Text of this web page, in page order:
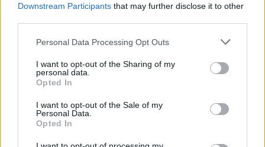
Downstream Participants that may further disclose it to other
Personal Data Processing Opt Outs
I want to opt-out of the Sharing of my
personal data.
Opted In
I want to opt-out of the Sale of my
Personal Data.
Opted In
Le trou dépendra évidemment du type de racines de
votre porte-greffes, si elles sont pivotantes,
plongeantes ou si elles sont tendances à partir à
De manières générales, vous pouvez réaliser un trou de
Réalisez au fond du trou un petit monticule, sur lequel